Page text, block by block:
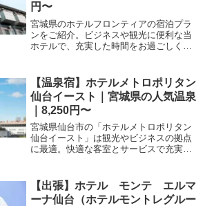
円〜
宮城県のホテルフロンティアの宿泊プラ
ンをご紹介。ビジネスや観光に便利な当
ホテルで、充実した時間をお過ごしくだ
予約が可能です。
【温泉宿】ホテルメトロポリタン
仙台イースト｜宮城県の人気温泉
｜8,250円〜
宮城県仙台市の「ホテルメトロポリタン
仙台イースト」は観光やビジネスの拠点
に最適。快適な客室とサービスで充実し
【出張】ホテル モンテ エルマ
ーナ仙台（ホテルモントレグルー